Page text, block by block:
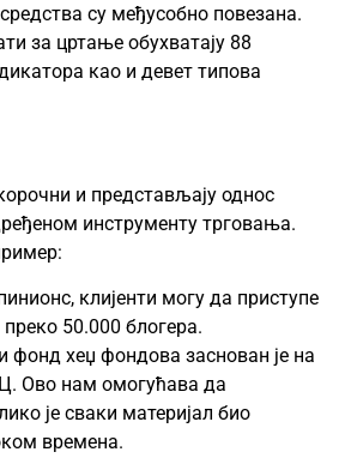
су међусобно повезана.
за цртање обухватају 88
као и девет типова
и представљају однос
инструменту трговања.
клијенти могу да приступе
50.000 блогера.
фонд хеџ фондова заснован је на
Ово нам омогућава да
је сваки материјал био
времена.